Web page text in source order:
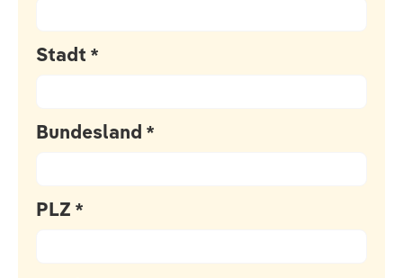
Stadt *
Bundesland *
PLZ *